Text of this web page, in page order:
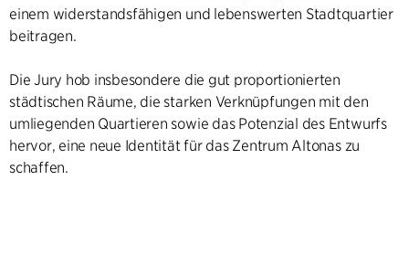
einem widerstandsfähigen und lebenswerten Stadtquartier
beitragen.
Die Jury hob insbesondere die gut proportionierten
städtischen Räume, die starken Verknüpfungen mit den
umliegenden Quartieren sowie das Potenzial des Entwurfs
hervor, eine neue Identität für das Zentrum Altonas zu
schaffen.